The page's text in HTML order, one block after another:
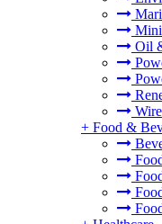
Oil
+ Food &